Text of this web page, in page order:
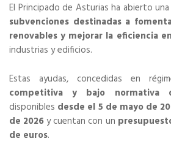
El Principado de Asturias ha abierto
subvenciones destinadas a
renovables y mejorar la eficiencia
industrias y edificios.
Estas ayudas, concedidas en
competitiva y bajo normativa
disponibles desde el 5 de mayo de
de 2026y cuentan con un
de euros.